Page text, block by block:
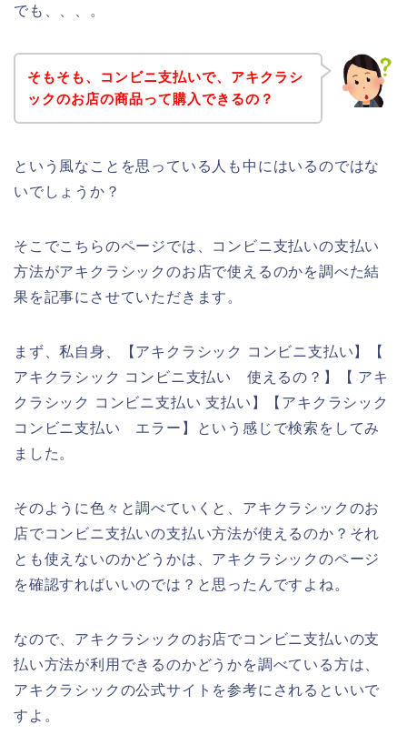
でも、、、。
そもそも、コンビニ支払いで、アキクラシ
ックのお店の商品って購入できるの？
という風なことを思っている人も中にはいるのではな
いでしょうか？
そこでこちらのページでは、コンビニ支払いの支払い
方法がアキクラシックのお店で使えるのかを調べた結
果を記事にさせていただきます。
まず、私自身、【アキクラシック コンビニ支払い】【
アキクラシック コンビニ支払い 使えるの？】【 アキ
クラシック コンビニ支払い 支払い】【アキクラシック
コンビニ支払い エラー】という感じで検索をしてみ
ました。
そのように色々と調べていくと、アキクラシックのお
店でコンビニ支払いの支払い方法が使えるのか？それ
とも使えないのかどうかは、アキクラシックのページ
を確認すればいいのでは？と思ったんですよね。
なので、アキクラシックのお店でコンビニ支払いの支
払い方法が利用できるのかどうかを調べている方は、
アキクラシックの公式サイトを参考にされるといいで
すよ。